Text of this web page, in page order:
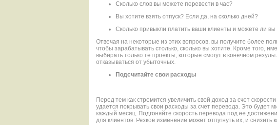
Сколько слов вы можете перевести в час?
Вы хотите взять отпуск? Если да, на сколько дней?
Сколько привыкли платить ваши клиенты и можете ли вы
Отвечая на некоторые из этих вопросов, вы получите более
чтобы зарабатывать столько, сколько вы хотите. Кроме того,
выбирать только те проекты, которые смогут в конечном
отказываться от убыточных.
Подсчитайте свои расходы
Перед тем как стремится увеличить свой доход за счет
удается покрывать свои расходы за счет перевода. Это
каждый месяц. Подгоняйте скорость перевода под ее
для клиентов. Резкое изменение может отпугнуть их, и снизить